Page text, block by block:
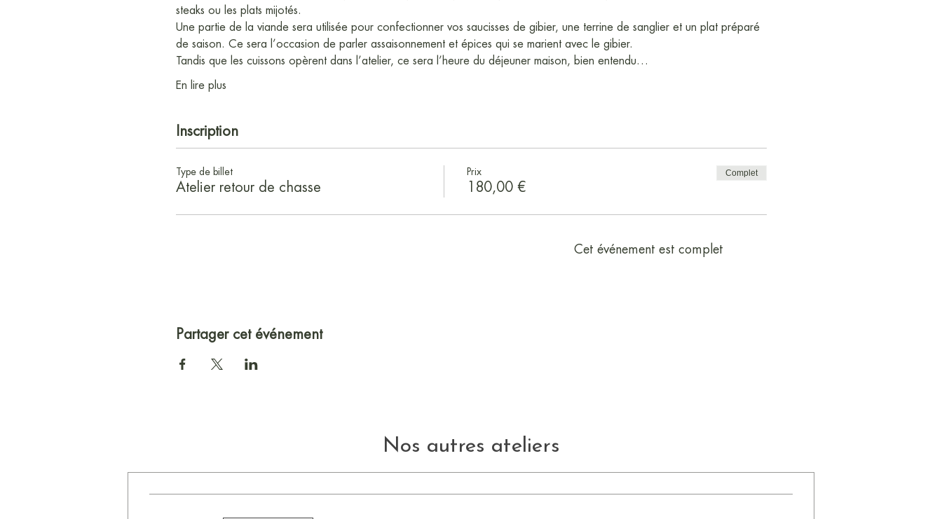
steaks ou les plats mijotés.
Une partie de la viande sera utilisée pour confectionner vos saucisses de gibier, une terrine de sanglier et un plat préparé
de saison. Ce sera l’occasion de parler assaisonnement et épices qui se marient avec le gibier.
Tandis que les cuissons opèrent dans l’atelier, ce sera l’heure du déjeuner maison, bien entendu…
En lire plus
Inscription
Type de billet
Atelier retour de chasse
Prix
180,00 €
Complet
Cet événement est complet
Partager cet événement
Nos autres ateliers